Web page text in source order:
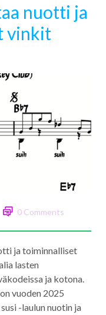
nuotti ja
vinkit
0 Comments
ja toiminnalliset
lasten
ja kotona.
vuoden 2025
-laulun nuotin ja